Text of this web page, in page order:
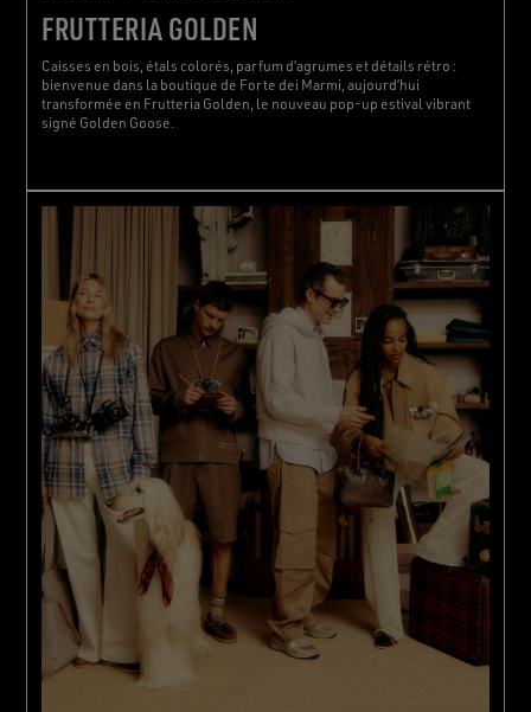
FRUTTERIA GOLDEN
Caisses en bois, étals colorés, parfum d’agrumes et détails rétro :
bienvenue dans la boutique de Forte dei Marmi, aujourd’hui
transformée en Frutteria Golden, le nouveau pop-up estival vibrant
signé Golden Goose.